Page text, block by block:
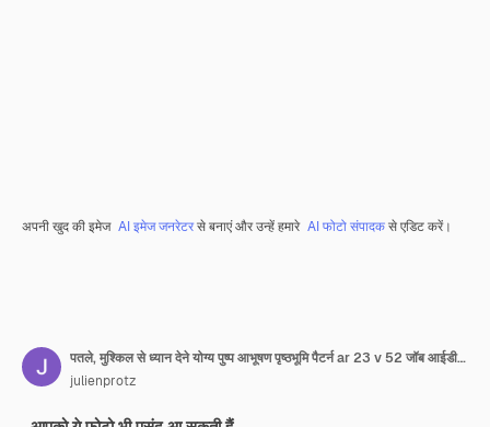
अपनी खुद की इमेज AI इमेज जनरेटरसे बनाएं और उन्हें हमारे AI फोटो संपादकसे एडिट करें।
पतले, मुश्किल से ध्यान देने योग्य पुष्प आभूषण पृष्ठभूमि पैटर्न ar 23 v 52 जॉब आईडी 8b060b83d2244eb8926f067721050078 के साथ नारंगी नरम पेस्टल पृष्ठभूमि चर्मपत्र
julienprotz